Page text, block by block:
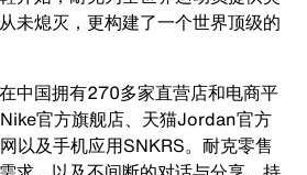
未熄灭，更构建了一个世界顶级的
中国拥有270多家直营店和电商平
官方旗舰店、天猫Jordan官方
以及手机应用SNKRS。耐克零售